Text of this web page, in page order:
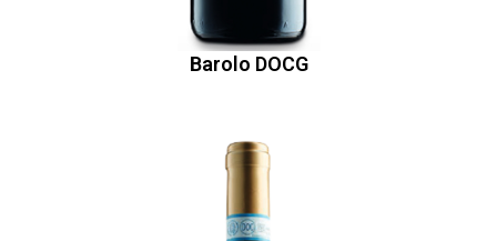
Barolo DOCG